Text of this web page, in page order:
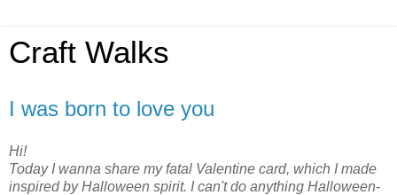
Craft Walks
I was born to love you
Hi!
Today I wanna share my fatal Valentine card, which I made
inspired by Halloween spirit. I can't do anything Halloween-